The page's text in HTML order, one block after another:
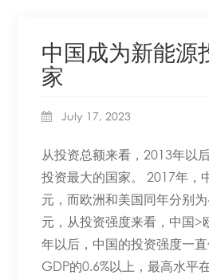
中国成为新能源
家
July 17, 2023
从投资总额来看，2013年以
投资最大的国家。 2017年，
元，而欧洲和美国同年分别
元，从投资强度来看，中国>
年以后，中国的投资强度一
GDP的0.6%以上，最高水平